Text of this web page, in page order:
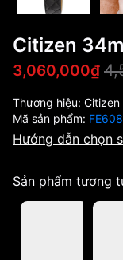
Citizen
3,060,000₫
Thương hiệu: Citizen
Mã sản phẩm:
Hướng dẫn chọn
Sản phẩm tương